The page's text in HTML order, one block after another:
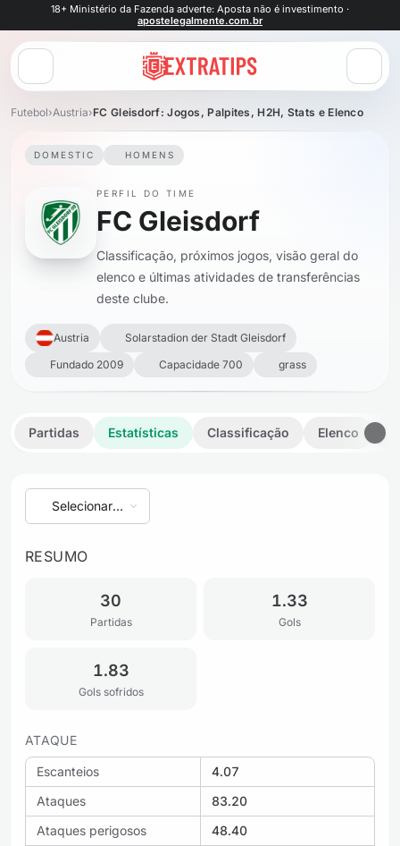
18+ Ministério da Fazenda adverte: Aposta não é investimento ·
apostelegalmente.com.br
Abrir menu
Futebol›Austria›FC Gleisdorf: Jogos, Palpites, H2H, Stats e Elenco
DOMESTIC HOMENS
PERFIL DO TIME
FC Gleisdorf
Classificação, próximos jogos, visão geral do
elenco e últimas atividades de transferências
deste clube.
Austria
Solarstadion der Stadt Gleisdorf
Fundado 2009
Capacidade 700 grass
Partidas Estatísticas Classificação Elenco
Selecionar
temporada
RESUMO
30
Partidas
1.33
Gols
1.83
Gols sofridos
ATAQUE
Escanteios
4.07
Ataques
83.20
Ataques perigosos
48.40